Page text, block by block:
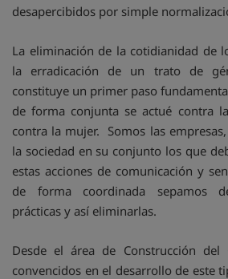
desapercibidos por simple
La eliminación de la cotidianidad de
la erradicación de un trato de
constituye un primer paso
de forma conjunta se actué contra
contra la mujer. Somos las
la sociedad en su conjunto los que
estas acciones de comunicación y
de forma coordinada sepamos
prácticas y así eliminarlas.
Desde el área de Construcción del
convencidos en el desarrollo de este